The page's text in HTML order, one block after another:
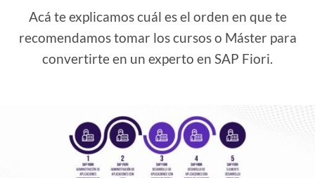
Acá te explicamos cuál es el orden en que te
recomendamos tomar los cursos o Máster para
convertirte en un experto en SAP Fiori.